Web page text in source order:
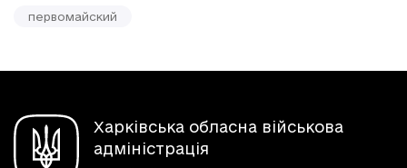
первомайский
Харківська обласна військова
адміністрація